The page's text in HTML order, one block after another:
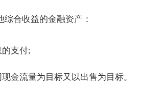
合收益的金融资产：
支付;
金流量为目标又以出售为目标。